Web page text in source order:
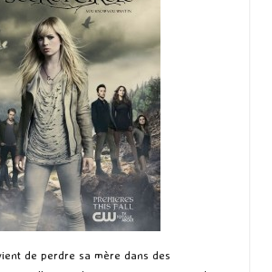
de perdre sa mère dans des